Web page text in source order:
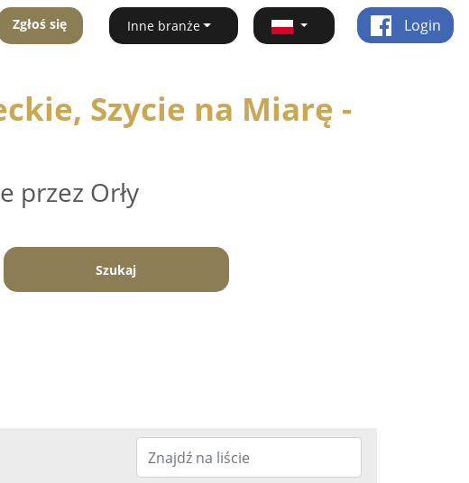
Zgłoś się Inne branże Login
Szycie na Miarę -
przez Orły
Szukaj